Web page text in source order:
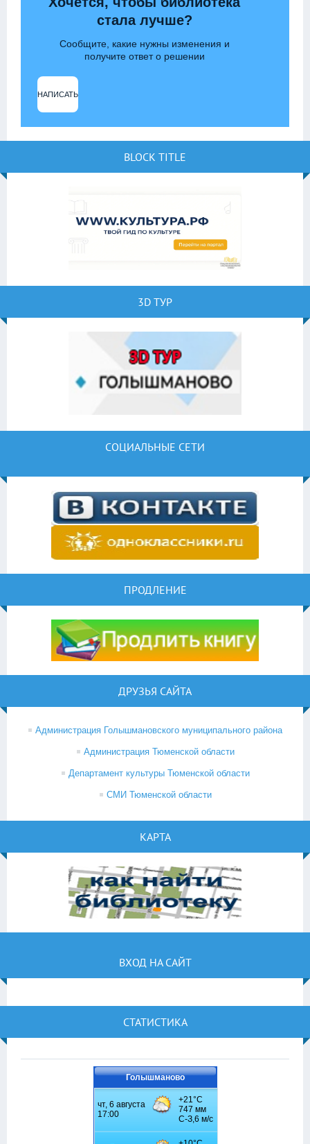
стала лучше?
Сообщите, какие нужны изменения и
получите ответ о решении
НАПИСАТЬ
BLOCK TITLE
3D ТУР
СОЦИАЛЬНЫЕ СЕТИ
ПРОДЛЕНИЕ
ДРУЗЬЯ САЙТА
Администрация Голышмановского муниципального района
Администрация Тюменской области
Департамент культуры Тюменской области
СМИ Тюменской области
КАРТА
ВХОД НА САЙТ
СТАТИСТИКА
Голышманово